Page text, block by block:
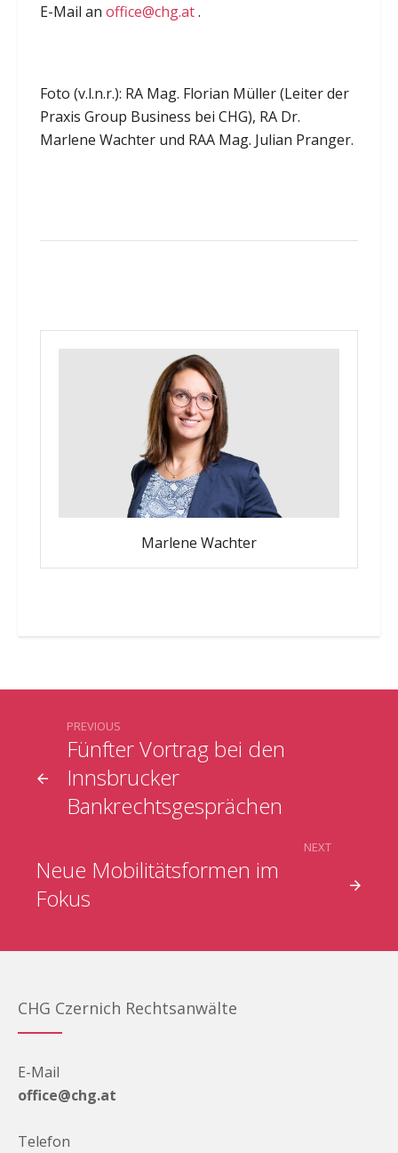
E-Mail an office@chg.at.
Foto (v.l.n.r.): RA Mag. Florian Müller (Leiter der
Praxis Group Business bei CHG), RA Dr.
Marlene Wachter und RAA Mag. Julian Pranger.
Marlene Wachter
Fünfter Vortrag bei den
Innsbrucker
Bankrechtsgesprächen
PREVIOUS
Neue Mobilitätsformen im
Fokus
NEXT
CHG Czernich Rechtsanwälte
E-Mail
office@chg.at
Telefon